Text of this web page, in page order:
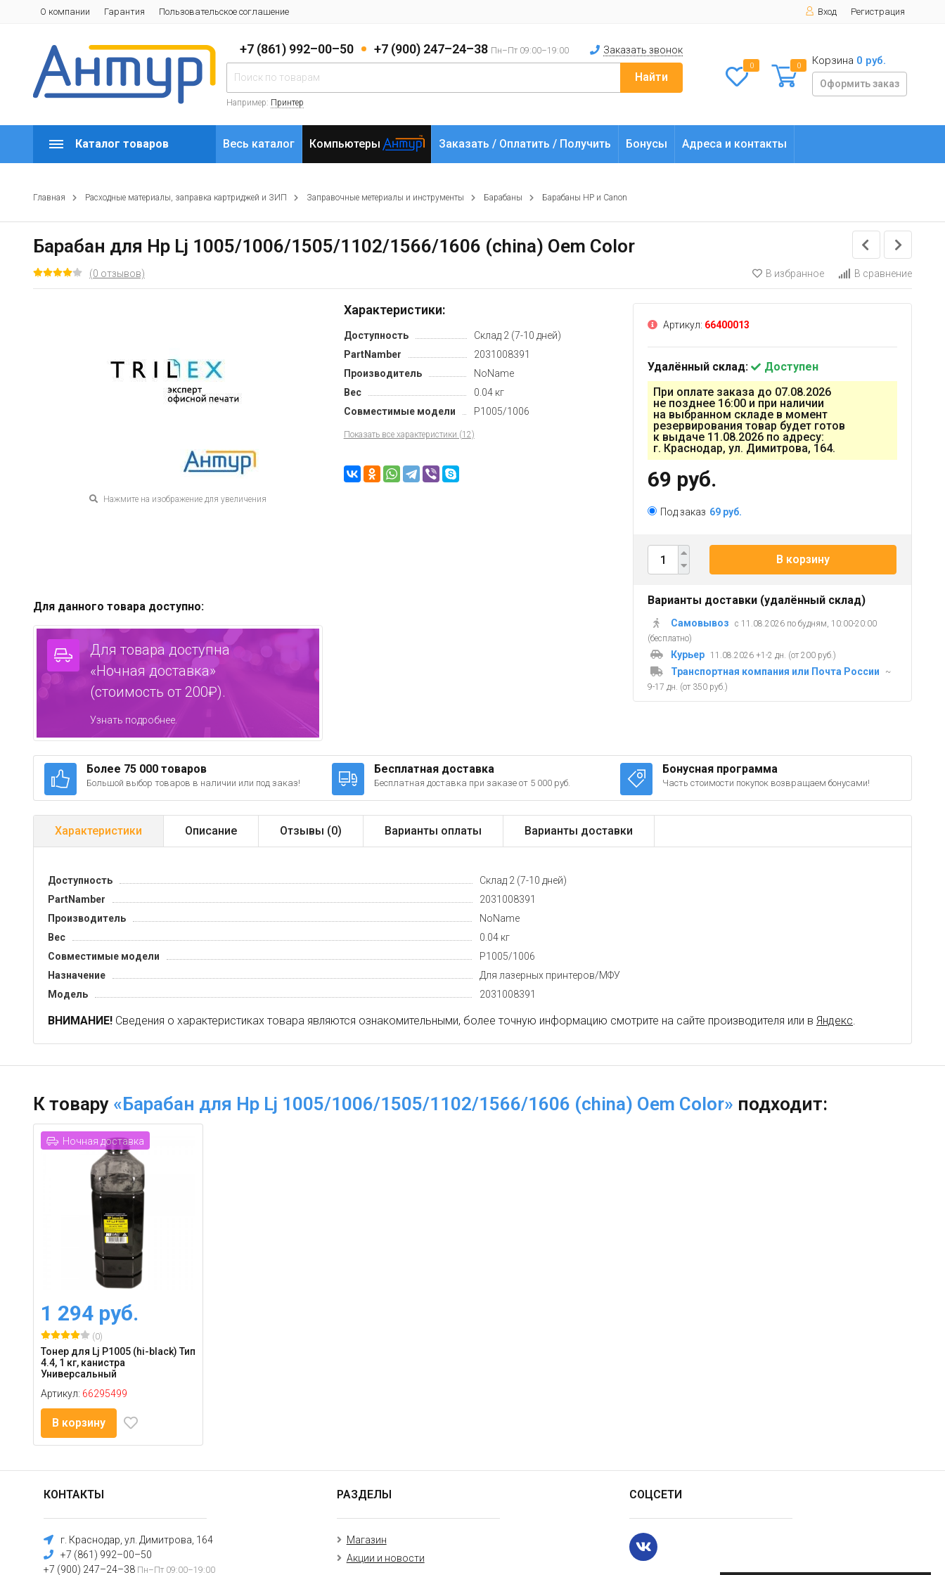
О компании Гарантия Пользовательское соглашение Вход Регистрация
+7 (861) 992–00–50 +7 (900) 247–24–38 Пн–Пт 09:00–19:00 Заказать звонок
Найти
Например: Принтер
0 0 Корзина 0 руб.
Оформить заказ
Каталог товаров Весь каталог Компьютеры Заказать / Оплатить / Получить Бонусы Адреса и контакты
Главная Расходные материалы, заправка картриджей и ЗИП Заправочные метериалы и инструменты Барабаны Барабаны HP и Canon
Барабан для Hp Lj 1005/1006/1505/1102/1566/1606 (china) Oem Color
(0 отзывов) В избранное В сравнение
Нажмите на изображение для увеличения
Характеристики:
Доступность
Склад 2 (7-10 дней)
PartNamber
2031008391
Производитель
NoName
Вес
0.04 кг
Совместимые модели
P1005/1006
Показать все характеристики (12)
Для данного товара доступно:
Для товара доступна
«Ночная доставка»
(стоимость от 200₽).
Узнать подробнее.
Артикул: 66400013
Удалённый склад:
Доступен
При оплате заказа до 07.08.2026
не позднее 16:00 и при наличии
на выбранном складе в момент
резервирования товар будет готов
к выдаче 11.08.2026 по адресу:
г. Краснодар, ул. Димитрова, 164.
69 руб.
Под заказ 69 руб.
В корзину
Варианты доставки (удалённый склад)
Самовывоз
с 11.08.2026 по будням, 10:00-20:00
(бесплатно)
Курьер 11.08.2026 +1-2 дн. (от 200 руб.)
Транспортная компания или Почта России
~
9-17 дн. (от 350 руб.)
Более 75 000 товаров
Большой выбор товаров в наличии или под заказ!
Бесплатная доставка
Бесплатная доставка при заказе от 5 000 руб.
Бонусная программа
Часть стоимости покупок возвращаем бонусами!
Характеристики Описание Отзывы (0) Варианты оплаты Варианты доставки
Доступность
Склад 2 (7-10 дней)
PartNamber
2031008391
Производитель
NoName
Вес
0.04 кг
Совместимые модели
P1005/1006
Назначение
Для лазерных принтеров/МФУ
Модель
2031008391
ВНИМАНИЕ! Сведения о характеристиках товара являются ознакомительными, более точную информацию смотрите на сайте производителя или в Яндекс.
К товару «Барабан для Hp Lj 1005/1006/1505/1102/1566/1606 (china) Oem Color» подходит:
Ночная доставка
1 294 руб.
(0)
Тонер для Lj P1005 (hi-black) Тип
4.4, 1 кг, канистра
Универсальный
Артикул: 66295499
В корзину
КОНТАКТЫ
г. Краснодар, ул. Димитрова, 164
+7 (861) 992–00–50
+7 (900) 247–24–38 Пн–Пт 09:00–19:00
РАЗДЕЛЫ
Магазин
Акции и новости
СОЦСЕТИ